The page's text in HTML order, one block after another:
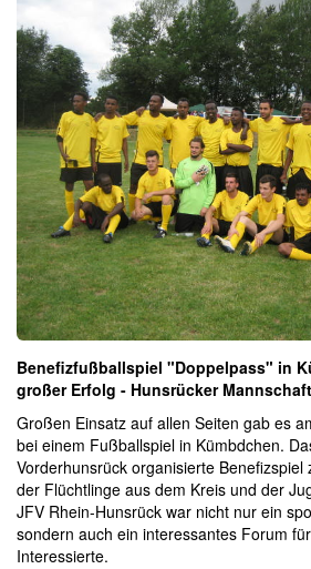
Benefizfußballspiel "Doppelpass" in
großer Erfolg - Hunsrücker
Großen Einsatz auf allen Seiten gab es
bei einem Fußballspiel in Kümbdchen.
Vorderhunsrück organisierte Benefizspiel
der Flüchtlinge aus dem Kreis und der
JFV Rhein-Hunsrück war nicht nur ein
sondern auch ein interessantes Forum
Interessierte.